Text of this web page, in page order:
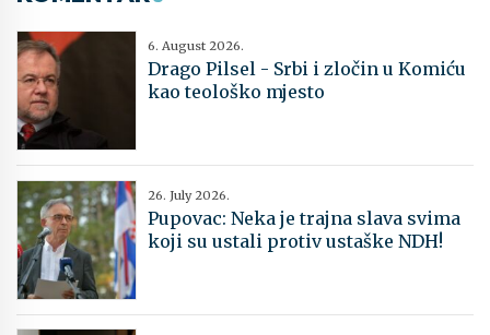
6. August 2026.
Drago Pilsel - Srbi i zločin u Komiću
kao teološko mjesto
26. July 2026.
Pupovac: Neka je trajna slava svima
koji su ustali protiv ustaške NDH!